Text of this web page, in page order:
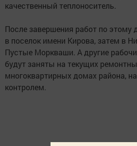
качественный теплоноситель.
После завершения работ по этому
в поселок имени Кирова, затем в
Пустые Моркваши. А другие
будут заняты на текущих
многоквартирных домах района,
контролем.